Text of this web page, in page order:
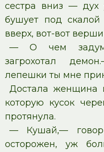
сестра вниз — дух
бушует под
вверх, вот-вот
— О чем
загрохотал
лепешки ты мне
Достала женщина
которую кусок
протянула.
— Кушай,—
осторожен, уж